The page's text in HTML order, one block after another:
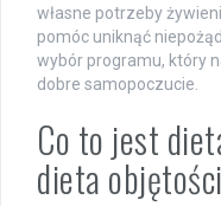
własne potrzeby
pomóc uniknąć
wybór programu, który
dobre samopoczucie.
Co to jest
dieta